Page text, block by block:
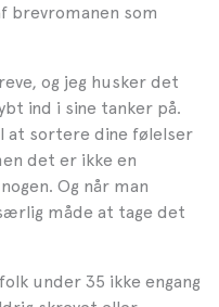
brevromanen som
og jeg husker det
ind i sine tanker på.
at sortere dine følelser
det er ikke en
Og når man
måde at tage det
under 35 ikke engang